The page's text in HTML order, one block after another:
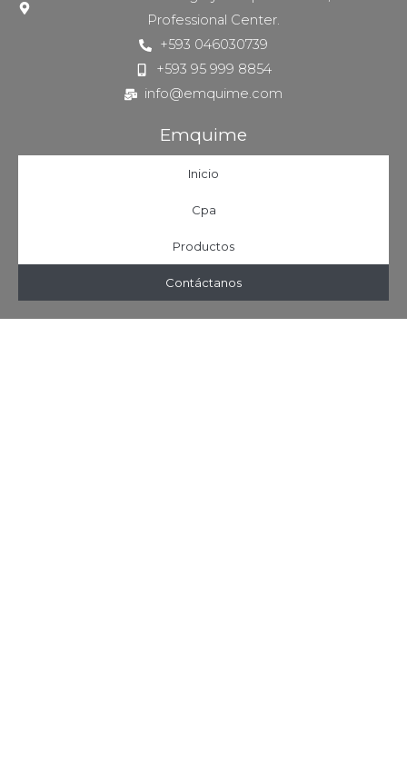
Professional Center.
+593 046030739
+593 95 999 8854
info@emquime.com
Emquime
Inicio
Cpa
Productos
Contáctanos